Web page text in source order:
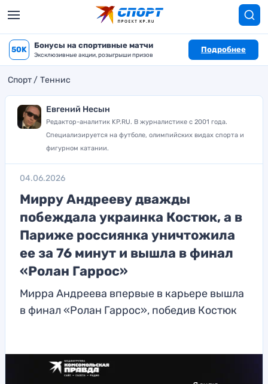
50K Бонусы на спортивные матчи
Эксклюзивные акции, розыгрыши призов
Подробнее
Спорт Теннис
Евгений Несын
Редактор-аналитик KP.RU. В журналистике с 2001 года.
Специализируется на футболе, олимпийских видах спорта и
фигурном катании.
04.06.2026
Мирру Андрееву дважды
побеждала украинка Костюк, а в
Париже россиянка уничтожила
ее за 76 минут и вышла в финал
«Ролан Гаррос»
Мирра Андреева впервые в карьере вышла
в финал «Ролан Гаррос», победив Костюк